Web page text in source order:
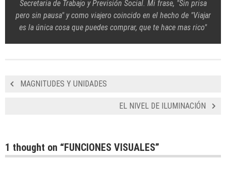
Secretaria de Trabajo y Previsión Social. Mi frase, "Sin prisa
pero sin pausa" y como viajero coincido en el hecho de "Viajar
es la única cosa que puedes comprar, que te hace mas rico"
MAGNITUDES Y UNIDADES
EL NIVEL DE ILUMINACIÓN
1 thought on “FUNCIONES VISUALES”